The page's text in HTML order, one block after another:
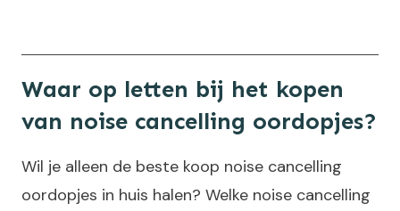
Waar op letten bij het kopen
van noise cancelling oordopjes?
Wil je alleen de beste koop noise cancelling
oordopjes in huis halen? Welke noise cancelling